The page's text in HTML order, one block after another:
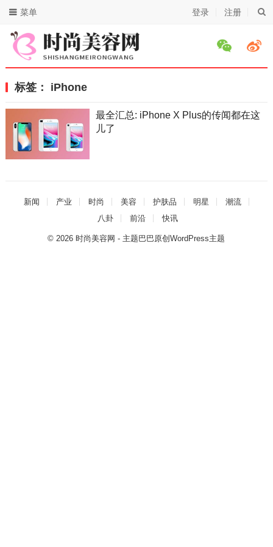
登录 注册
菜单
标签： iPhone
最全汇总: iPhone X Plus的传闻都在这
儿了
新闻 产业 时尚 美容 护肤品 明星
潮流
八卦
前沿 快讯
© 2026时尚美容网 - 主题巴巴原创WordPress主题